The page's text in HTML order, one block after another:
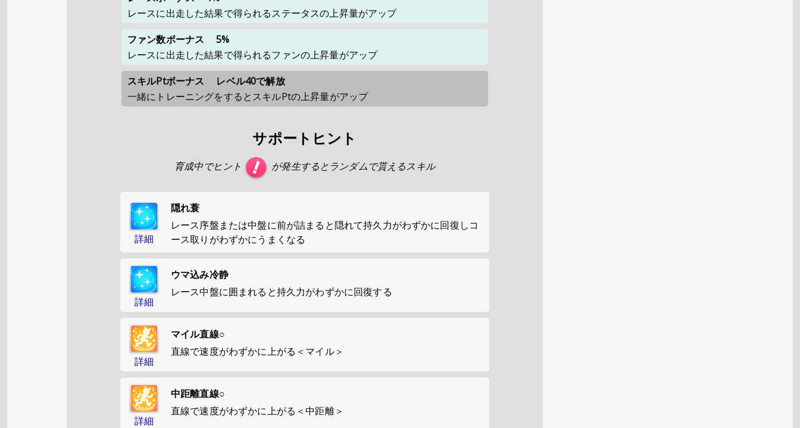
レースに出走した結果で得られるステータスの上昇量がアップ
ファン数ボーナス
5%
レースに出走した結果で得られるファンの上昇量がアップ
スキルPtボーナス
レベル40で解放
一緒にトレーニングをするとスキルPtの上昇量がアップ
サポートヒント
育成中でヒント が発生するとランダムで貰えるスキル
詳細
隠れ蓑
レース序盤または中盤に前が詰まると隠れて持久力がわずかに回復しコ
ース取りがわずかにうまくなる
詳細
ウマ込み冷静
レース中盤に囲まれると持久力がわずかに回復する
詳細
マイル直線○
直線で速度がわずかに上がる＜マイル＞
詳細
中距離直線○
直線で速度がわずかに上がる＜中距離＞